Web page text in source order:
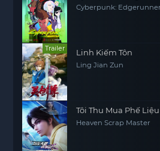
Cyberpunk:
Trailer Linh Kiếm Tôn
Ling Jian Zun
Tôi Thu Mua Phế
Heaven Scrap Master